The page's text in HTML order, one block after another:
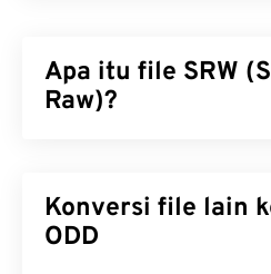
Apa itu file SRW
Raw)?
Fotografer profesional
karena mereka dapat
Konversi file lain
ODD